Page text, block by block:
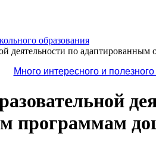
образования
деятельности по
Много интересного и
программам